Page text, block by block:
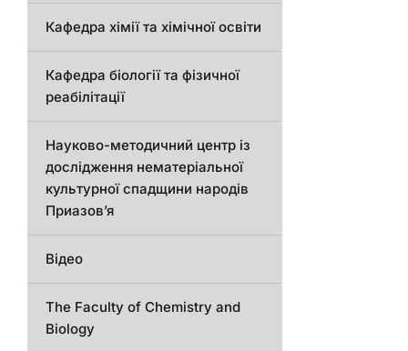
Кафедра хімії та хімічної освіти
Кафедра біології та фізичної
реабілітації
Науково-методичний центр із
дослідження нематеріальної
культурної спадщини народів
Приазов’я
Відео
The Faculty of Chemistry and
Biology